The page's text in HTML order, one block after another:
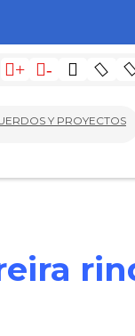
+ -
Y PROYECTOS